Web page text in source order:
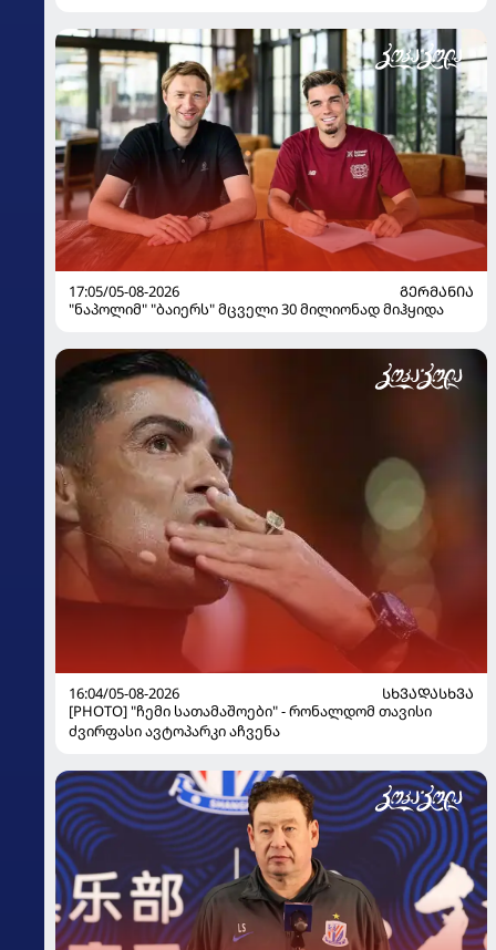
17:05/05-08-2026
ᲒᲔᲠᲛᲐᲜᲘᲐ
"ნაპოლიმ" "ბაიერს" მცველი 30 მილიონად მიჰყიდა
16:04/05-08-2026
ᲡᲮᲕᲐᲓᲐᲡᲮᲕᲐ
[PHOTO] "ჩემი სათამაშოები" - რონალდომ თავისი
ძვირფასი ავტოპარკი აჩვენა